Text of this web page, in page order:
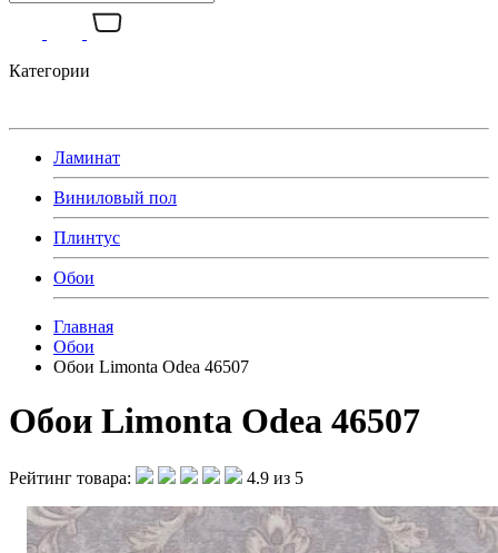
Категории
Ламинат
Виниловый пол
Плинтус
Обои
Главная
Обои
Обои Limonta Odea 46507
Обои Limonta Odea 46507
Рейтинг товара: 4.9 из 5